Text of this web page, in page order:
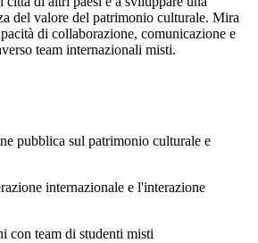
del valore del patrimonio culturale. Mira
di collaborazione, comunicazione e
team internazionali misti.
pubblica sul patrimonio culturale e
internazionale e l'interazione
con team di studenti misti